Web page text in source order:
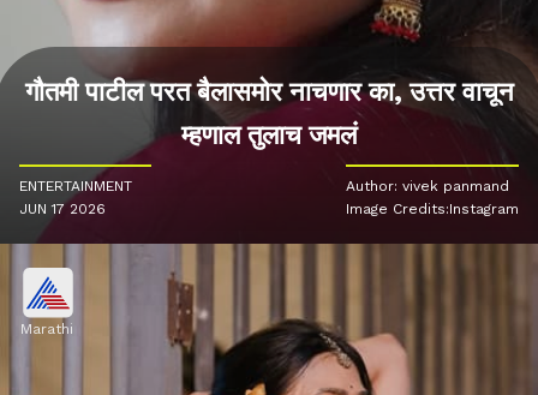
गौतमी पाटील परत बैलासमोर नाचणार का, उत्तर वाचून
म्हणाल तुलाच जमलं
ENTERTAINMENT
JUN 17 2026
Author: vivek panmand
Image Credits:Instagram
Marathi